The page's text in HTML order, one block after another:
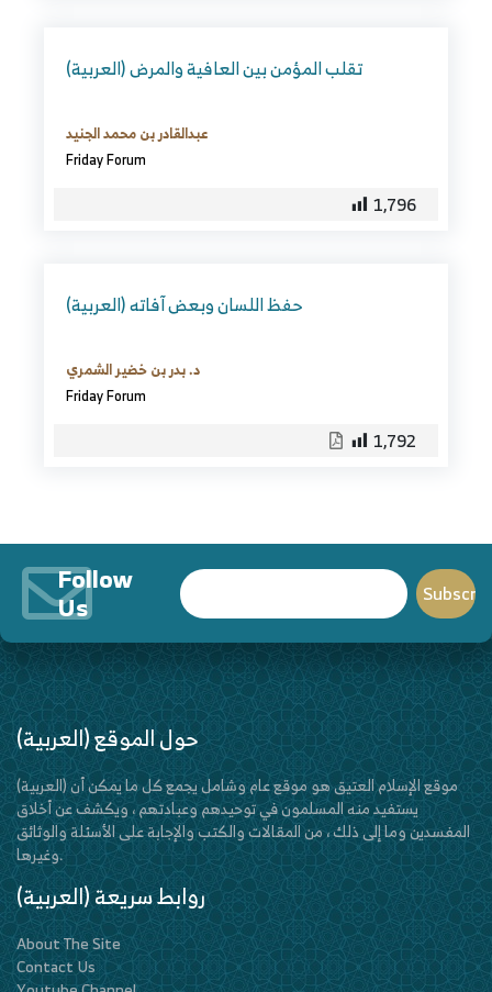
(العربية) تقلب المؤمن بين العافية والمرض
عبدالقادر بن محمد الجنيد
Friday Forum
1,796
(العربية) حفظ اللسان وبعض آفاته
د. بدر بن خضير الشمري
Friday Forum
1,792
Follow
Us
(العربية) حول الموقع
(العربية) موقع الإسلام العتيق هو موقع عام وشامل يجمع كل ما يمكن أن
يستفيد منه المسلمون في توحيدهم وعبادتهم ، ويكشف عن أخلاق
المفسدين وما إلى ذلك ، من المقالات والكتب والإجابة على الأسئلة والوثائق
وغيرها.
(العربية) روابط سريعة
About The Site
Contact Us